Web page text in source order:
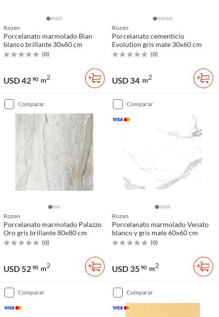
Rozen
Porcelanato marmolado Bian
blanco brillante 30x60 cm
(0)
USD 4290 m2
Rozen
Porcelanato cementicio
Evolution gris mate 30x60 cm
(0)
USD 34 m2
comparar
Rozen
Porcelanato marmolado Palazzo
Oro gris brillante 80x80 cm
(0)
USD 5290 m2
comparar
Rozen
Porcelanato marmolado Venato
blanco y gris mate 60x60 cm
(0)
USD 35 90 m2
comparar comparar